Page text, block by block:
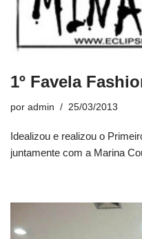
1º Favela
por admin 25/03/2013
Idealizou e realizou o
juntamente com a Marina